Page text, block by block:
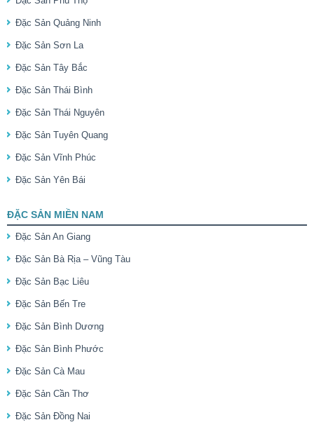
Đặc Sản Quảng Ninh
Đặc Sản Sơn La
Đặc Sản Tây Bắc
Đặc Sản Thái Bình
Đặc Sản Thái Nguyên
Đặc Sản Tuyên Quang
Đặc Sản Vĩnh Phúc
Đặc Sản Yên Bái
ĐẶC SẢN MIỀN NAM
Đặc Sản An Giang
Đặc Sản Bà Rịa – Vũng Tàu
Đặc Sản Bạc Liêu
Đặc Sản Bến Tre
Đặc Sản Bình Dương
Đặc Sản Bình Phước
Đặc Sản Cà Mau
Đặc Sản Cần Thơ
Đặc Sản Đồng Nai